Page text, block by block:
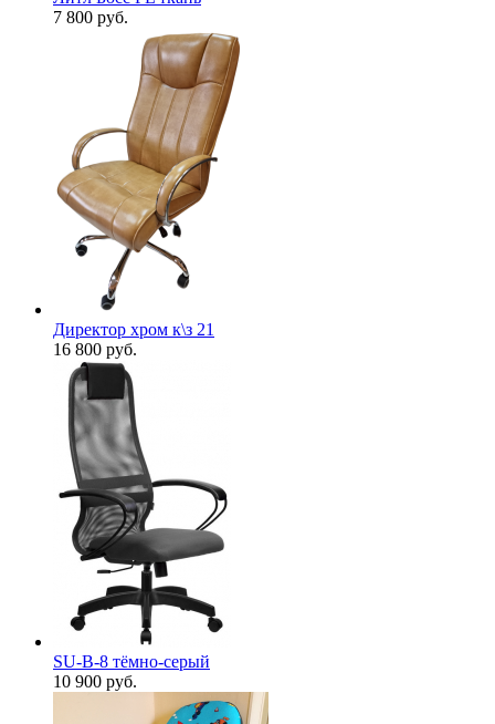
7 800 руб.
Директор хром к\з 21
16 800 руб.
SU-B-8 тёмно-серый
10 900 руб.